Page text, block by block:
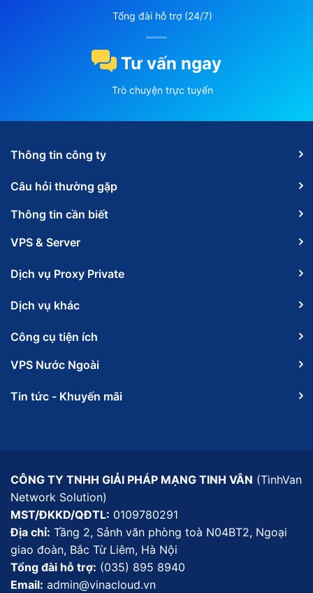
Tổng đài hỗ trợ (24/7)
Tư vấn ngay
Trò chuyện trực tuyến
Thông tin công ty
Câu hỏi thường gặp
Thông tin cần biết
VPS & Server
Dịch vụ Proxy Private
Dịch vụ khác
Công cụ tiện ích
VPS Nước Ngoài
Tin tức - Khuyến mãi
CÔNG TY TNHH GIẢI PHÁP MẠNG TINH VÂN (TinhVan
Network Solution)
MST/ĐKKD/QĐTL: 0109780291
Địa chỉ: Tầng 2, Sảnh văn phòng toà N04BT2, Ngoại
giao đoàn, Bắc Từ Liêm, Hà Nội
Tổng đài hỗ trợ: (035) 895 8940
Email: admin@vinacloud.vn